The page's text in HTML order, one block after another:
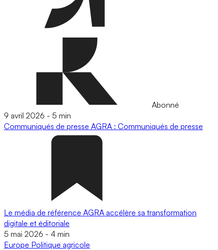
Abonné
9 avril 2026 - 5 min
Communiqués de presse AGRA : Communiqués de presse
Le média de référence AGRA accélère sa transformation
digitale et éditoriale
5 mai 2026 - 4 min
Europe Politique agricole